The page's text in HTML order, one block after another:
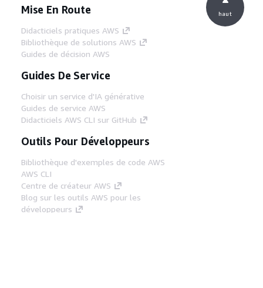
Mise En Route
Didacticiels pratiques AWS
Bibliothèque de solutions AWS
Guides de décision AWS
Guides De Service
Choisir un service d'IA générative
Guides de service AWS
Didacticiels AWS CLI sur GitHub
Outils Pour Développeurs
Bibliothèque d'exemples de code AWS
AWS CLI
Centre de créateur AWS
Blog sur les outils AWS pour les
développeurs
haut